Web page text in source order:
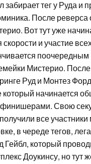
забирает тег у Руда и
После реверса
Вот тут уже
скорости и участие
поочередным
Мистерио.
Руд и Монтез
который начинается
Свою
все участники
в череде тегов,
Гейбл, который
Доукинсу, но тут